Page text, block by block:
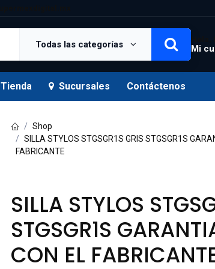
Todas las categorías Mi
Tienda Sucursales Contáctenos
Shop
SILLA STYLOS STGSGR1S GRIS STGSGR1S
FABRICANTE
SILLA STYLOS
STGSGR1S
CON EL